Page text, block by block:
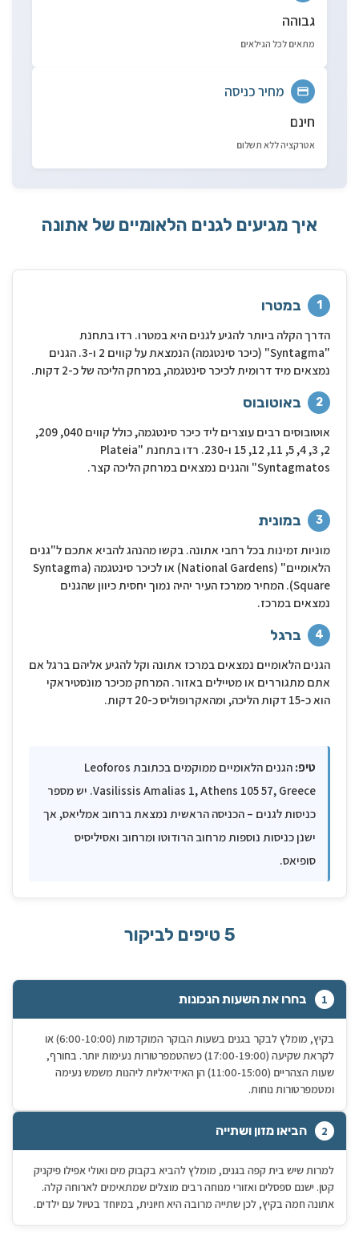
גבוהה
מתאים לכל הגילאים
מחיר כניסה
חינם
אטרקציה ללא תשלום
איך מגיעים לגנים הלאומיים של אתונה
1 במטרו
הדרך הקלה ביותר להגיע לגנים היא במטרו. רדו בתחנת
"Syntagma" (כיכר סינטגמה) הנמצאת על קווים 2 ו-3. הגנים
נמצאים מיד דרומית לכיכר סינטגמה, במרחק הליכה של כ-2 דקות.
2 באוטובוס
אוטובוסים רבים עוצרים ליד כיכר סינטגמה, כולל קווים 040, 209,
2, 3, 4, 5, 11, 12, 15 ו-230. רדו בתחנת "Plateia
Syntagmatos" והגנים נמצאים במרחק הליכה קצר.
3 במונית
מוניות זמינות בכל רחבי אתונה. בקשו מהנהג להביא אתכם ל"גנים
הלאומיים" (National Gardens) או לכיכר סינטגמה (Syntagma
Square). המחיר ממרכז העיר יהיה נמוך יחסית כיוון שהגנים
נמצאים במרכז.
4 ברגל
הגנים הלאומיים נמצאים במרכז אתונה וקל להגיע אליהם ברגל אם
אתם מתגוררים או מטיילים באזור. המרחק מכיכר מונסטיראקי
הוא כ-15 דקות הליכה, ומהאקרופוליס כ-20 דקות.
טיפ:
הגנים הלאומיים ממוקמים בכתובת Leoforos
Vasilissis Amalias 1, Athens 105 57, Greece. יש מספר
כניסות לגנים – הכניסה הראשית נמצאת ברחוב אמליאס, אך
ישנן כניסות נוספות מרחוב הרודוטו ומרחוב ואסיליסיס
סופיאס.
5 טיפים לביקור
1 בחרו את השעות הנכונות
בקיץ, מומלץ לבקר בגנים בשעות הבוקר המוקדמות (6:00-10:00) או
לקראת שקיעה (17:00-19:00) כשהטמפרטורות נעימות יותר. בחורף,
שעות הצהריים (11:00-15:00) הן האידיאליות ליהנות משמש נעימה
ומטמפרטורות נוחות.
2 הביאו מזון ושתייה
למרות שיש בית קפה בגנים, מומלץ להביא בקבוק מים ואולי אפילו פיקניק
קטן. ישנם ספסלים ואזורי מנוחה רבים מוצלים שמתאימים לארוחה קלה.
אתונה חמה בקיץ, לכן שתייה מרובה היא חיונית, במיוחד בטיול עם ילדים.